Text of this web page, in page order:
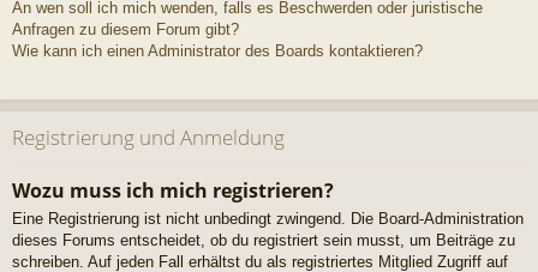
An wen soll ich mich wenden, falls es Beschwerden oder juristische
Anfragen zu diesem Forum gibt?
Wie kann ich einen Administrator des Boards kontaktieren?
Registrierung und Anmeldung
Wozu muss ich mich registrieren?
Eine Registrierung ist nicht unbedingt zwingend. Die Board-Administration
dieses Forums entscheidet, ob du registriert sein musst, um Beiträge zu
schreiben. Auf jeden Fall erhältst du als registriertes Mitglied Zugriff auf